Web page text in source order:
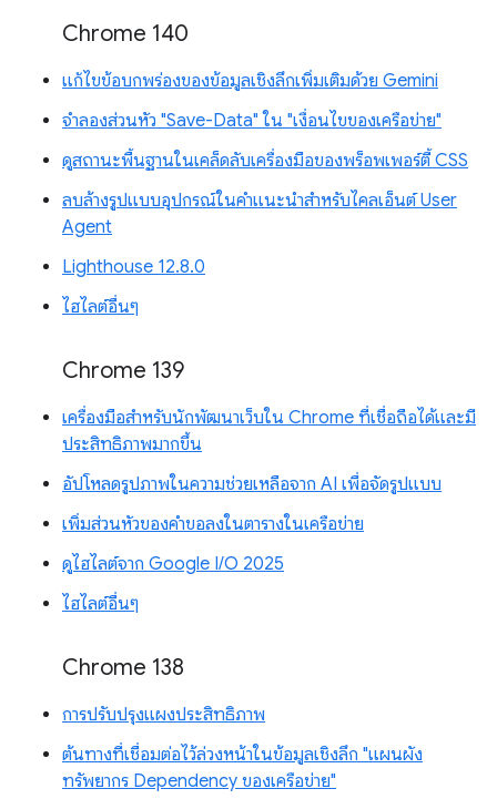
Chrome 140
แก้ไขข้อบกพร่องของข้อมูลเชิงลึกเพิ่มเติมด้วย Gemini
จำลองส่วนหัว "Save-Data" ใน "เงื่อนไขของเครือข่าย"
ดูสถานะพื้นฐานในเคล็ดลับเครื่องมือของพร็อพเพอร์ตี้ CSS
ลบล้างรูปแบบอุปกรณ์ในคำแนะนำสำหรับไคลเอ็นต์ User
Agent
Lighthouse 12.8.0
ไฮไลต์อื่นๆ
Chrome 139
เครื่องมือสำหรับนักพัฒนาเว็บใน Chrome ที่เชื่อถือได้และมี
ประสิทธิภาพมากขึ้น
อัปโหลดรูปภาพในความช่วยเหลือจาก AI เพื่อจัดรูปแบบ
เพิ่มส่วนหัวของคำขอลงในตารางในเครือข่าย
ดูไฮไลต์จาก Google I/O 2025
ไฮไลต์อื่นๆ
Chrome 138
การปรับปรุงแผงประสิทธิภาพ
ต้นทางที่เชื่อมต่อไว้ล่วงหน้าในข้อมูลเชิงลึก "แผนผัง
ทรัพยากร Dependency ของเครือข่าย"